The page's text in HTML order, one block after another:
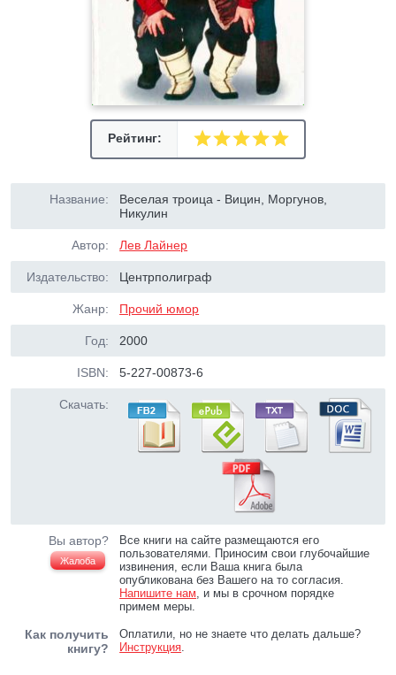
Рейтинг:
Название:
Веселая троица - Вицин, Моргунов,
Никулин
Автор: Лев Лайнер
Издательство: Центрполиграф
Жанр: Прочий юмор
Год: 2000
ISBN: 5-227-00873-6
Скачать:
Вы автор?
Жалоба
Все книги на сайте размещаются его
пользователями. Приносим свои глубочайшие
извинения, если Ваша книга была
опубликована без Вашего на то согласия.
Напишите нам, и мы в срочном порядке
примем меры.
Как получить
книгу?
Оплатили, но не знаете что делать дальше?
Инструкция.